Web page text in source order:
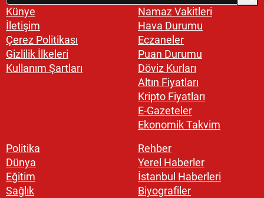
Künye
İletişim
Çerez Politikası
Gizlilik İlkeleri
Kullanım Şartları
Namaz Vakitleri
Hava Durumu
Eczaneler
Puan Durumu
Döviz Kurları
Altın Fiyatları
Kripto Fiyatları
E-Gazeteler
Ekonomik Takvim
Politika
Dünya
Eğitim
Sağlık
Rehber
Yerel Haberler
İstanbul Haberleri
Biyografiler